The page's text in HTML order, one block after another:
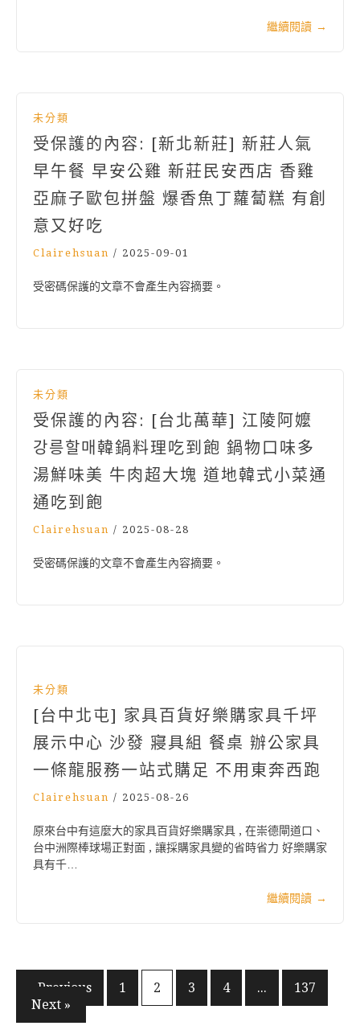
繼續閱讀 →
未分類
受保護的內容: [新北新莊] 新莊人氣
早午餐 早安公雞 新莊民安西店 香雞
亞麻子歐包拼盤 爆香魚丁蘿蔔糕 有創
意又好吃
Clairehsuan / 2025-09-01
受密碼保護的文章不會產生內容摘要。
未分類
受保護的內容: [台北萬華] 江陵阿嬤
강릉할매韓鍋料理吃到飽 鍋物口味多
湯鮮味美 牛肉超大塊 道地韓式小菜通
通吃到飽
Clairehsuan / 2025-08-28
受密碼保護的文章不會產生內容摘要。
未分類
[台中北屯] 家具百貨好樂購家具千坪
展示中心 沙發 寢具組 餐桌 辦公家具
一條龍服務一站式購足 不用東奔西跑
Clairehsuan / 2025-08-26
原來台中有這麼大的家具百貨好樂購家具 , 在崇德閘道口、
台中洲際棒球場正對面 , 讓採購家具變的省時省力 好樂購家
具有千…
繼續閱讀 →
文
章
« Previous 1 2 3 4 ...
137
Next »